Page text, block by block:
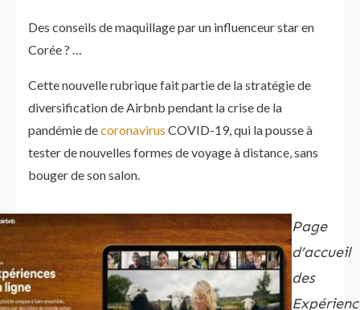
Des conseils de maquillage par un influenceur star en
Corée ? …
Cette nouvelle rubrique fait partie de la stratégie de
diversification de Airbnb pendant la crise de la
pandémie decoronavirus COVID-19, qui la pousse à
tester de nouvelles formes de voyage à distance, sans
bouger de son salon.
Page
d’accueil
des